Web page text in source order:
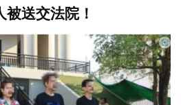
送交法院！